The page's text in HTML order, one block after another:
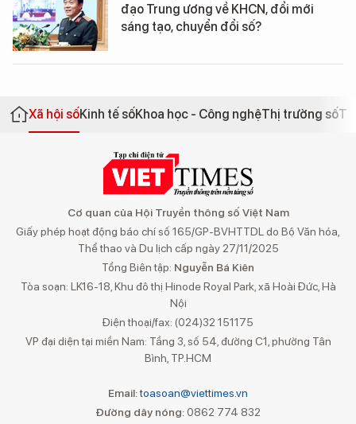
đạo Trung ương về KHCN, đổi mới
sáng tạo, chuyển đổi số?
Xã hội sốKinh tế sốKhoa học - Công nghệThị trường số
Cơ quan của Hội Truyền thông số Việt Nam
Giấy phép hoạt động báo chí số 165/GP-BVHTTDL do Bộ Văn hóa,
Thể thao và Du lịch cấp ngày 27/11/2025
Tổng Biên tập: Nguyễn Bá Kiên
Tòa soạn: LK16-18, Khu đô thị Hinode Royal Park, xã Hoài Đức, Hà
Nội
Điện thoại/fax: (024)32 151175
VP đại diện tại miền Nam: Tầng 3, số 54, đường C1, phường Tân
Bình, TP.HCM
Email:toasoan@viettimes.vn
Đường dây nóng: 0862 774 832